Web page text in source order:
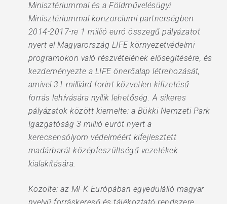
Minisztériummal és a Földművelésügyi
Minisztériummal konzorciumi partnerségben
2014-2017-re 1 millió euró összegű pályázatot
nyert el Magyarország LIFE környezetvédelmi
programokon való részvételének elősegítésére, és
kezdeményezte a LIFE önerőalap létrehozását,
amivel 31 milliárd forint közvetlen kifizetésű
forrás lehívására nyílik lehetőség. A sikeres
pályázatok között kiemelte: a Bükki Nemzeti Park
Igazgatóság 3 millió eurót nyert a
kerecsensólyom védelméért kifejlesztett
madárbarát középfeszültségű vezetékek
kialakítására.
Közölte: az MFK Európában egyedülálló magyar